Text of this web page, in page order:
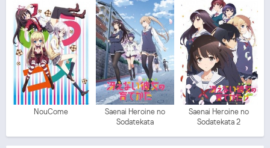
NouCome
Saenai Heroine no
Sodatekata
Saenai Heroine no
Sodatekata 2